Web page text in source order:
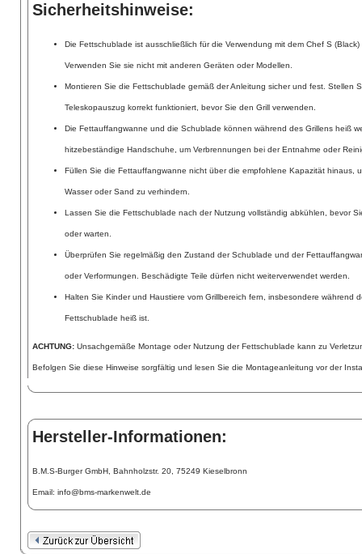
Sicherheitshinweise:
Die Fettschublade ist ausschließlich für die Verwendung mit dem Chef S (Black)
Verwenden Sie sie nicht mit anderen Geräten oder Modellen.
Montieren Sie die Fettschublade gemäß der Anleitung sicher und fest. Stellen
Teleskopauszug korrekt funktioniert, bevor Sie den Grill verwenden.
Die Fettauffangwanne und die Schublade können während des Grillens heiß
hitzebeständige Handschuhe, um Verbrennungen bei der Entnahme oder
Füllen Sie die Fettauffangwanne nicht über die empfohlene Kapazität hinaus,
Wasser oder Sand zu verhindern.
Lassen Sie die Fettschublade nach der Nutzung vollständig abkühlen, bevor
oder warten.
Überprüfen Sie regelmäßig den Zustand der Schublade und der
oder Verformungen. Beschädigte Teile dürfen nicht weiterverwendet werden.
Halten Sie Kinder und Haustiere vom Grillbereich fern, insbesondere während
Fettschublade heiß ist.
ACHTUNG: Unsachgemäße Montage oder Nutzung der Fettschublade kann zu
Befolgen Sie diese Hinweise sorgfältig und lesen Sie die Montageanleitung vor der
Hersteller-Informationen:
B.M.S-Burger GmbH, Bahnholzstr. 20, 75249 Kieselbronn
Email: info@bms-markenwelt.de